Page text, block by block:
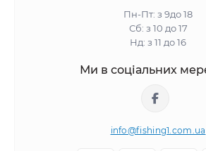
Пн-Пт: з 9до 18
Сб: з 10 до 17
Нд: з 11 до 16
Ми в соціальних
info@fishing1.com.ua